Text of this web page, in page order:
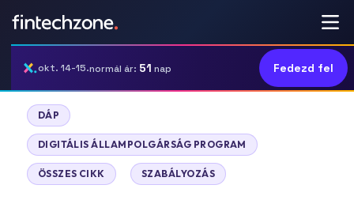
okt. 14-15.normál ár: 51 nap Fedezd fel
DÁP
DIGITÁLIS ÁLLAMPOLGÁRSÁG PROGRAM
ÖSSZES CIKK SZABÁLYOZÁS